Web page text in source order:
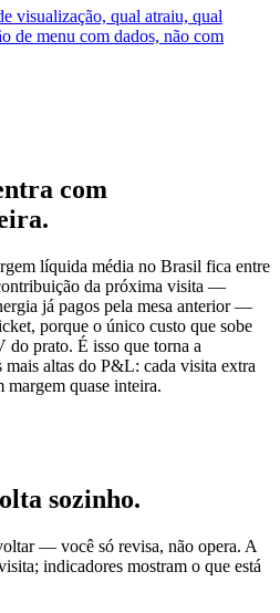
visualização, qual atraiu, qual
de menu com dados, não com
com
líquida média no Brasil fica entre
da próxima visita —
já pagos pela mesa anterior —
porque o único custo que sobe
prato. É isso que torna a
mais altas do P&L: cada visita extra
margem quase inteira.
sozinho.
— você só revisa, não opera. A
indicadores mostram o que está